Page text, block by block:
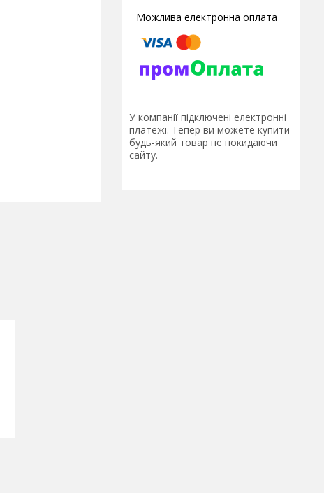
У компанії підключені електронні
платежі. Тепер ви можете купити
будь-який товар не покидаючи
сайту.